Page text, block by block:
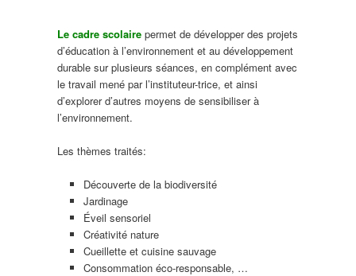
Le cadre scolaire permet de développer des projets
d’éducation à l’environnement et au développement
durable sur plusieurs séances, en complément avec
le travail mené par l’instituteur-trice, et ainsi
d’explorer d’autres moyens de sensibiliser à
l’environnement.
Les thèmes traités:
Découverte de la biodiversité
Jardinage
Éveil sensoriel
Créativité nature
Cueillette et cuisine sauvage
Consommation éco-responsable, …